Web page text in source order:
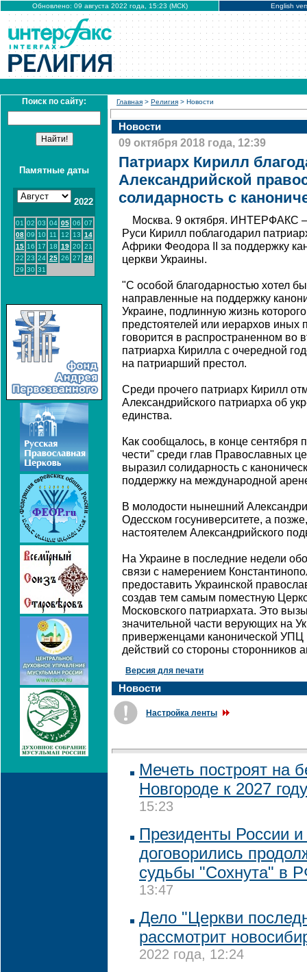
Обновлено: 09 августа 2022 года, 15:23 (МСК) English
Поиск по сайту:
Памятные даты
2022
01 02 03 04 05 06 07
08 09 10 11 12 13 14
15 16 17 18 19 20 21
22 23 24 25 26 27 28
29 30 31
Главная > Религия > Новости
Новости
09 октября 2018 года, 12:39
Патриарх Кирилл
Александрийской
солидарность с
Москва. 9 октября. ИНТЕРФАКС
Руси Кирилл поблагодарил
Африки Феодора II за поддержку
церкви Украины.
"С особой благодарностью хотел
направленные на поддержку
Украине, подлинную жизнь
предстоятелей или иерархов иных
говорится в распространенном во
патриарха Кирилла с очередной
на патриарший престол.
Среди прочего патриарх Кирилл
Александрийского патриарха об
единства.
Как сообщалось, в конце сентября
чести" среди глав Православных
выразил солидарность с
поддержку на международной
В молодости нынешний
Одесском госуниверситете, а
настоятелем Александрийского
На Украине в последние недели
связи с намерением
предоставить Украинской
создав тем самым поместную
Московского патриархата. Это
значительной части верующих на
приверженцами канонической
действий со стороны сторонников
Версия для печати
Новости
Настройка ленты
Мечеть построят на
Новгороде к 2027 году
15:23
Президенты России
договорились
судьбы "Сохнута" в
13:47
Дело "Церкви
рассмотрит
2022 года, 12:24